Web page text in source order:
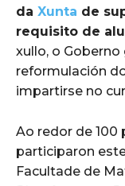
da Xunta de
requisito de
xullo, o
reformulación
impartirse no
Ao redor de 100
participaron
Facultade de